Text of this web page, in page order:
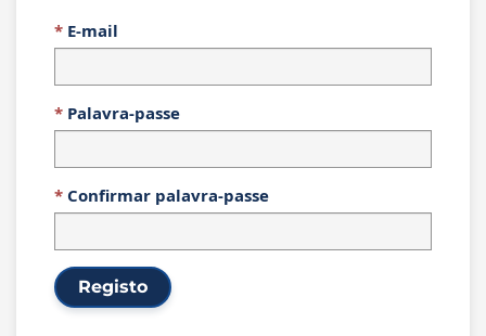
E-mail
Palavra-passe
Confirmar palavra-passe
Registo